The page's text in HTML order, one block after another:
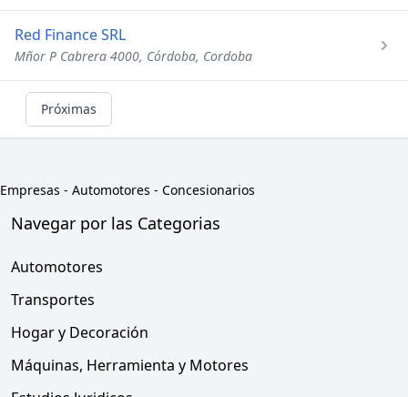
Red Finance SRL
Mñor P Cabrera 4000, Córdoba, Cordoba
Próximas
Empresas - Automotores - Concesionarios
Navegar por las Categorias
Automotores
Transportes
Hogar y Decoración
Máquinas, Herramienta y Motores